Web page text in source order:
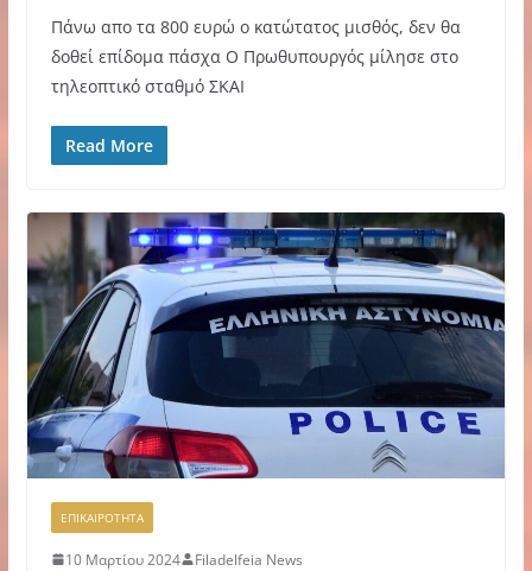
Πάνω απο τα 800 ευρώ ο κατώτατος μισθός, δεν θα
δοθεί επίδομα πάσχα Ο Πρωθυπουργός μίλησε στο
τηλεοπτικό σταθμό ΣΚΑΙ
Read More
ΕΠΙΚΑΙΡΟΤΗΤΑ
10 Μαρτίου 2024 Filadelfeia News